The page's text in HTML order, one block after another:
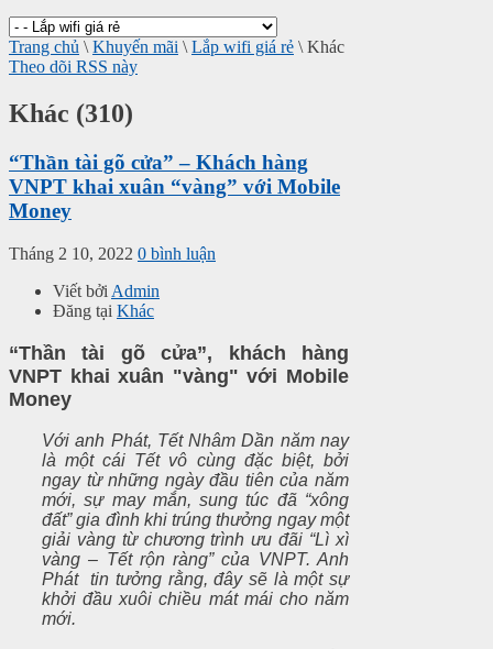
Trang chủ \ Khuyến mãi \ Lắp wifi giá rẻ \ Khác
Theo dõi RSS này
Khác (310)
“Thần tài gõ cửa” – Khách hàng
VNPT khai xuân “vàng” với Mobile
Money
Tháng 2 10, 2022 0 bình luận
Viết bởi Admin
Đăng tại Khác
“Thần tài gõ cửa”, khách hàng
VNPT khai xuân "vàng" với Mobile
Money
Với anh Phát, Tết Nhâm Dần năm nay
là một cái Tết vô cùng đặc biệt, bởi
ngay từ những ngày đầu tiên của năm
mới, sự may mắn, sung túc đã “xông
đất” gia đình khi trúng thưởng ngay một
giải vàng từ chương trình ưu đãi “Lì xì
vàng – Tết rộn ràng” của VNPT. Anh
Phát tin tưởng rằng, đây sẽ là một sự
khởi đầu xuôi chiều mát mái cho năm
mới.